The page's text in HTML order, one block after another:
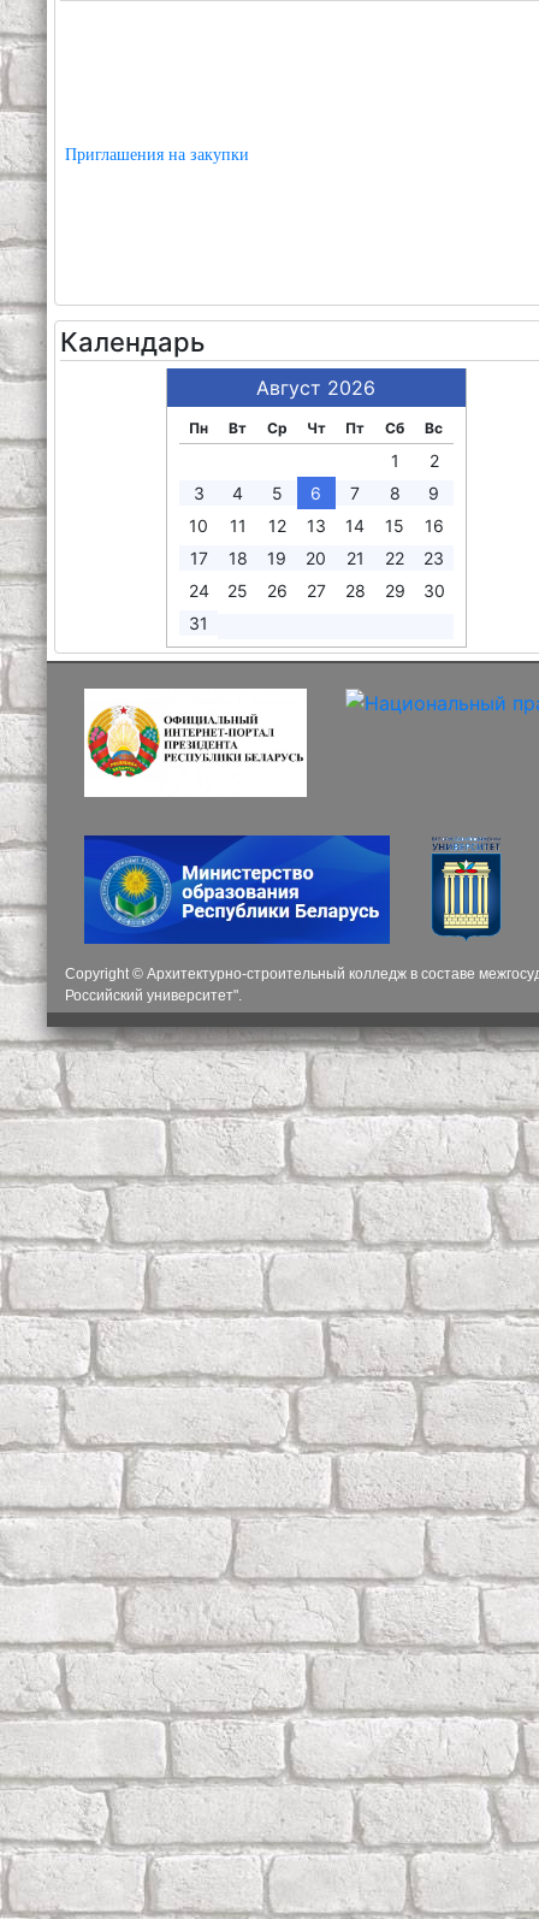
Приглашения на закупки
Календарь
Август 2026
Пн Вт Ср Чт Пт Сб Вс
1
2
3
4 5 6 7 8
9
10
11 12 13 14 15
16
17
18 19 20 21 22
23
24
25 26 27 28 29
30
31
Copyright © Архитектурно-строительный колледж в составе
Российский университет".